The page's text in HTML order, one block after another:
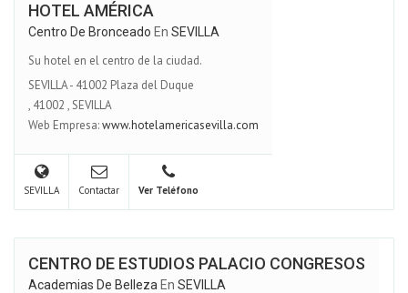
HOTEL AMÉRICA
Centro De Bronceado En SEVILLA
Su hotel en el centro de la ciudad.
SEVILLA - 41002 Plaza del Duque
, 41002 ,SEVILLA
Web Empresa:www.hotelamericasevilla.com
SEVILLA Contactar Ver Teléfono
CENTRO DE ESTUDIOS PALACIO CONGRESOS
Academias De Belleza En SEVILLA